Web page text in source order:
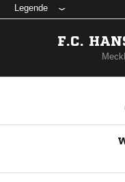
Legende
F.C.